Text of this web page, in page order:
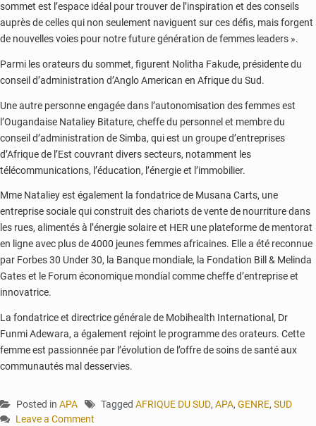
sommet est l’espace idéal pour trouver de l’inspiration et des conseils
auprès de celles qui non seulement naviguent sur ces défis, mais forgent
de nouvelles voies pour notre future génération de femmes leaders ».
Parmi les orateurs du sommet, figurent Nolitha Fakude, présidente du
conseil d’administration d’Anglo American en Afrique du Sud.
Une autre personne engagée dans l’autonomisation des femmes est
l’Ougandaise Nataliey Bitature, cheffe du personnel et membre du
conseil d’administration de Simba, qui est un groupe d’entreprises
d’Afrique de l’Est couvrant divers secteurs, notamment les
télécommunications, l’éducation, l’énergie et l’immobilier.
Mme Nataliey est également la fondatrice de Musana Carts, une
entreprise sociale qui construit des chariots de vente de nourriture dans
les rues, alimentés à l’énergie solaire et HER une plateforme de mentorat
en ligne avec plus de 4000 jeunes femmes africaines. Elle a été reconnue
par Forbes 30 Under 30, la Banque mondiale, la Fondation Bill & Melinda
Gates et le Forum économique mondial comme cheffe d’entreprise et
innovatrice.
La fondatrice et directrice générale de Mobihealth International, Dr
Funmi Adewara, a également rejoint le programme des orateurs. Cette
femme est passionnée par l’évolution de l’offre de soins de santé aux
communautés mal desservies.
Posted in APA Tagged AFRIQUE DU SUD, APA, GENRE, SUD
Leave a Comment